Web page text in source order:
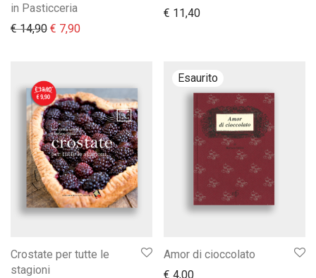
in Pasticceria
€14,90 Il prezzo originale era: € 14,90.
€ 7,90Il prezzo attuale è: € 7,90.
€ 11,40
Crostate per tutte le
stagioni
Amor di cioccolato
€ 4,00